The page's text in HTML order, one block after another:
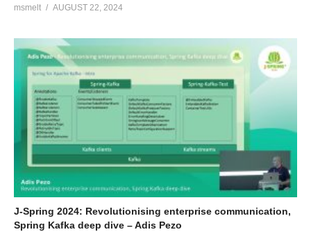
msmelt AUGUST 22, 2024
J-Spring 2024: Revolutionising enterprise communication,
Spring Kafka deep dive – Adis Pezo